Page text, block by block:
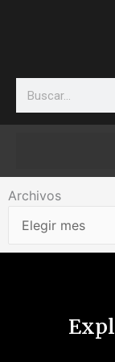
Search
Archivos
Archivos